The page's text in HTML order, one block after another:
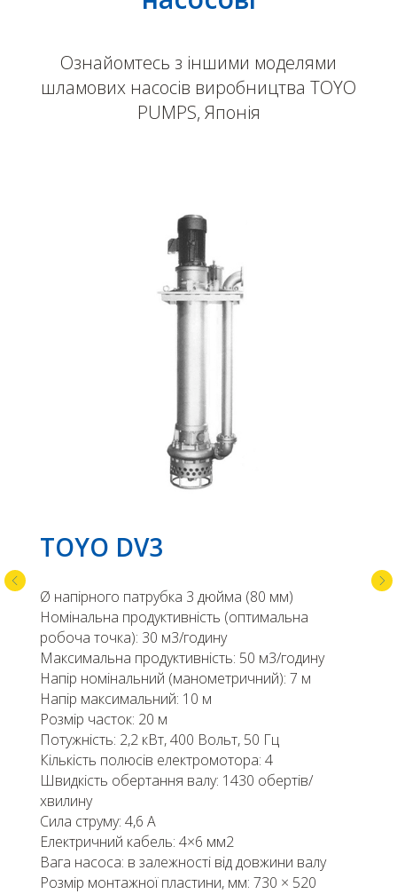
Ознайомтесь з іншими моделями
шламових насосів виробництва TOYO
PUMPS, Японія
TOYO DV3
Ø напірного патрубка 3 дюйма (80 мм)
Номінальна продуктивність (оптимальна
робоча точка): 30 м3/годину
Максимальна продуктивність: 50 м3/годину
Напір номінальний (манометричний): 7 м
Напір максимальний: 10 м
Розмір часток: 20 м
Потужність: 2,2 кВт, 400 Вольт, 50 Гц
Кількість полюсів електромотора: 4
Швидкість обертання валу: 1430 обертів/
хвилину
Сила струму: 4,6 А
Електричний кабель: 4×6 мм2
Вага насоса: в залежності від довжини валу
Розмір монтажної пластини, мм: 730 × 520